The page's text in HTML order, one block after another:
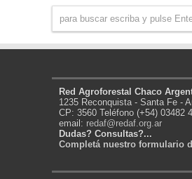
Red Agroforestal Chaco
1235 Reconquista - Santa Fe -
CP: 3560 Teléfono (+54) 03482
email: redaf@redaf.org.ar
Dudas? Consultas?...
Completá nuestro formulario